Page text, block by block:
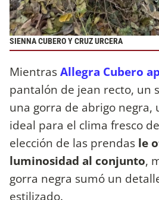
SIENNA CUBERO Y CRUZ URCERA
MientrasAllegra Cubero
pantalón de jean recto, un
una gorra de abrigo negra,
ideal para el clima fresco
elección de las prendas le
luminosidad al conjunto,
gorra negra sumó un
estilizado.